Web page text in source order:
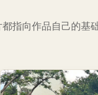
指向作品自己的基础